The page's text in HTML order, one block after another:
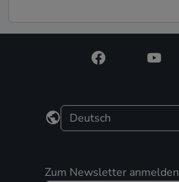
Zum Newsletter anmelden